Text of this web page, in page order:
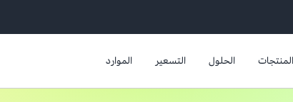
المنتجات الحلول التسعير الموارد